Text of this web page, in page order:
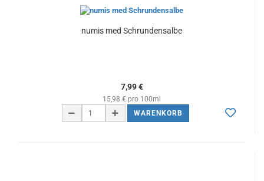
numis med Schrundensalbe
7,99 €
15,98 € pro 100ml
WARENKORB